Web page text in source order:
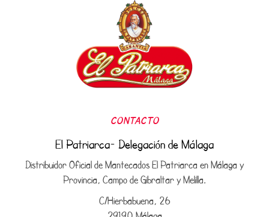
CONTACTO
El Patriarca- Delegación de Málaga
Distribuidor Oficial de Mantecados El Patriarca en Málaga y
Provincia, Campo de Gibraltar y Melilla.
C/Hierbabuena, 26